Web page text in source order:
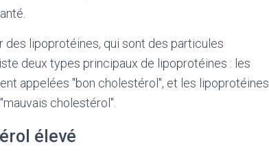
lipoprotéines, qui sont des particules
deux types principaux de lipoprotéines : les
appelées "bon cholestérol", et les lipoprotéines
cholestérol".
élevé